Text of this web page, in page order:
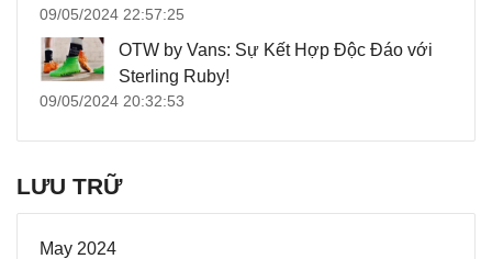
09/05/2024 22:57:25
OTW by Vans: Sự Kết Hợp Độc Đáo với
Sterling Ruby!
09/05/2024 20:32:53
LƯU TRỮ
May 2024